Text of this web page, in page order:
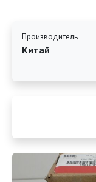
Производитель
Китай